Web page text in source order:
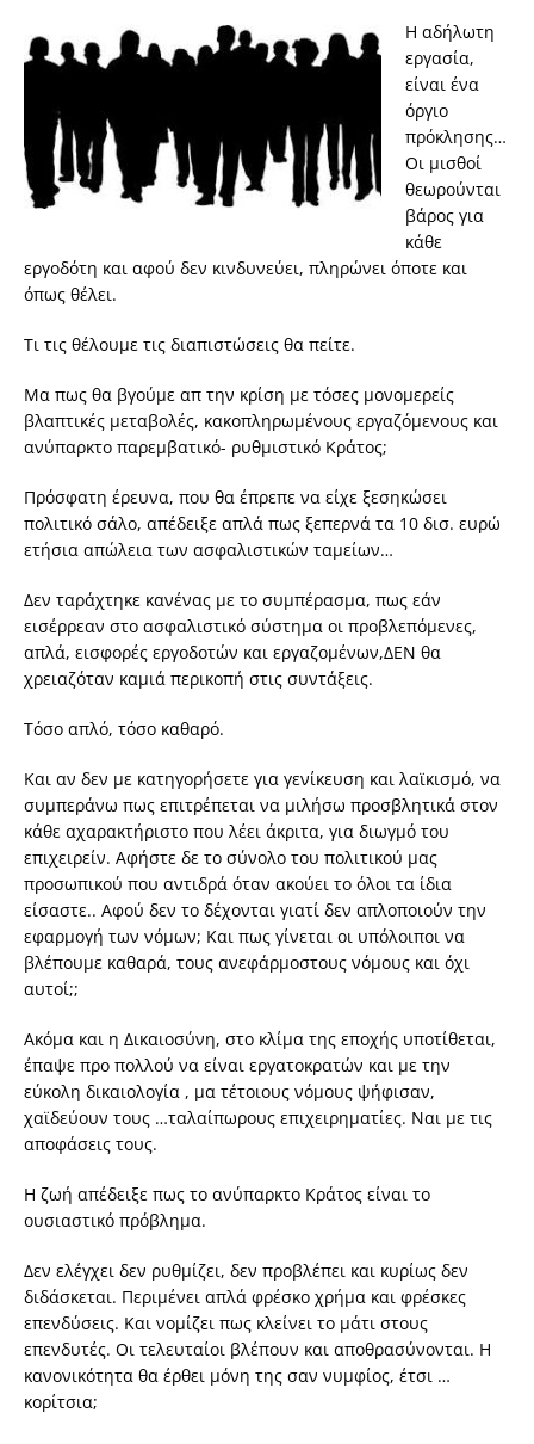
Η αδήλωτη
εργασία,
είναι ένα
όργιο
πρόκλησης…
Οι μισθοί
θεωρούνται
βάρος για
κάθε
εργοδότη και αφού δεν κινδυνεύει, πληρώνει όποτε και
όπως θέλει.
Τι τις θέλουμε τις διαπιστώσεις θα πείτε.
Μα πως θα βγούμε απ την κρίση με τόσες μονομερείς
βλαπτικές μεταβολές, κακοπληρωμένους εργαζόμενους και
ανύπαρκτο παρεμβατικό- ρυθμιστικό Κράτος;
Πρόσφατη έρευνα, που θα έπρεπε να είχε ξεσηκώσει
πολιτικό σάλο, απέδειξε απλά πως ξεπερνά τα 10 δισ. ευρώ
ετήσια απώλεια των ασφαλιστικών ταμείων…
Δεν ταράχτηκε κανένας με το συμπέρασμα, πως εάν
εισέρρεαν στο ασφαλιστικό σύστημα οι προβλεπόμενες,
απλά, εισφορές εργοδοτών και εργαζομένων,ΔΕΝ θα
χρειαζόταν καμιά περικοπή στις συντάξεις.
Τόσο απλό, τόσο καθαρό.
Και αν δεν με κατηγορήσετε για γενίκευση και λαϊκισμό, να
συμπεράνω πως επιτρέπεται να μιλήσω προσβλητικά στον
κάθε αχαρακτήριστο που λέει άκριτα, για διωγμό του
επιχειρείν. Αφήστε δε το σύνολο του πολιτικού μας
προσωπικού που αντιδρά όταν ακούει το όλοι τα ίδια
είσαστε.. Αφού δεν το δέχονται γιατί δεν απλοποιούν την
εφαρμογή των νόμων; Και πως γίνεται οι υπόλοιποι να
βλέπουμε καθαρά, τους ανεφάρμοστους νόμους και όχι
αυτοί;;
Ακόμα και η Δικαιοσύνη, στο κλίμα της εποχής υποτίθεται,
έπαψε προ πολλού να είναι εργατοκρατών και με την
εύκολη δικαιολογία , μα τέτοιους νόμους ψήφισαν,
χαϊδεύουν τους …ταλαίπωρους επιχειρηματίες. Ναι με τις
αποφάσεις τους.
Η ζωή απέδειξε πως το ανύπαρκτο Κράτος είναι το
ουσιαστικό πρόβλημα.
Δεν ελέγχει δεν ρυθμίζει, δεν προβλέπει και κυρίως δεν
διδάσκεται. Περιμένει απλά φρέσκο χρήμα και φρέσκες
επενδύσεις. Και νομίζει πως κλείνει το μάτι στους
επενδυτές. Οι τελευταίοι βλέπουν και αποθρασύνονται. Η
κανονικότητα θα έρθει μόνη της σαν νυμφίος, έτσι …
κορίτσια;